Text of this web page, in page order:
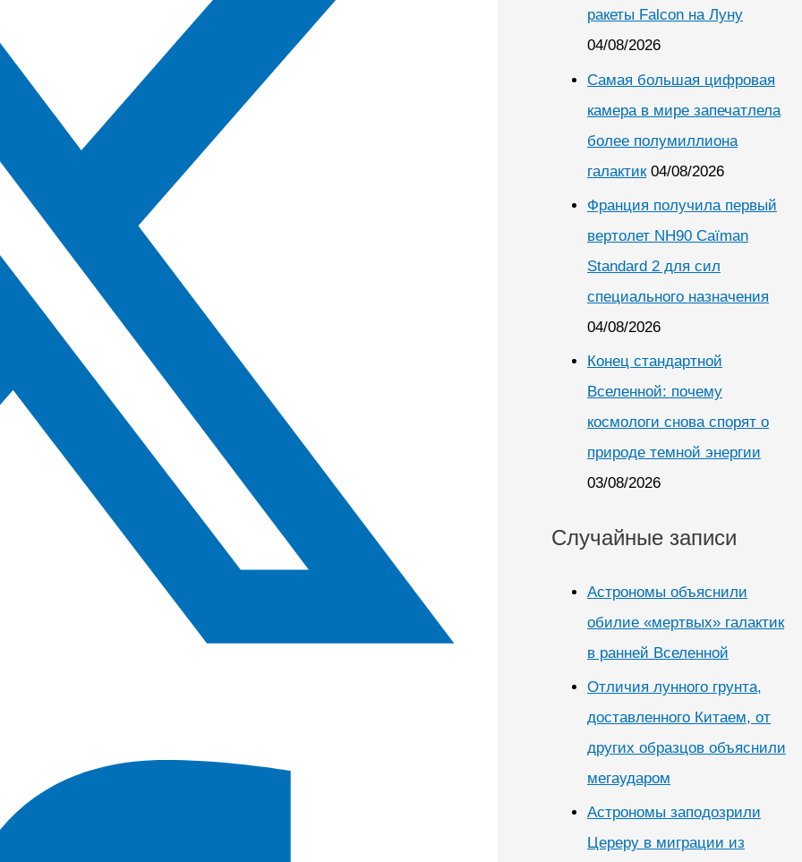
ракеты Falcon на Луну
04/08/2026
Самая большая цифровая
камера в мире запечатлела
более полумиллиона
галактик 04/08/2026
Франция получила первый
вертолет NH90 Caïman
Standard 2 для сил
специального назначения
04/08/2026
Конец стандартной
Вселенной: почему
космологи снова спорят о
природе темной энергии
03/08/2026
Случайные записи
Астрономы объяснили
обилие «мертвых» галактик
в ранней Вселенной
Отличия лунного грунта,
доставленного Китаем, от
других образцов объяснили
мегаударом
Астрономы заподозрили
Цереру в миграции из